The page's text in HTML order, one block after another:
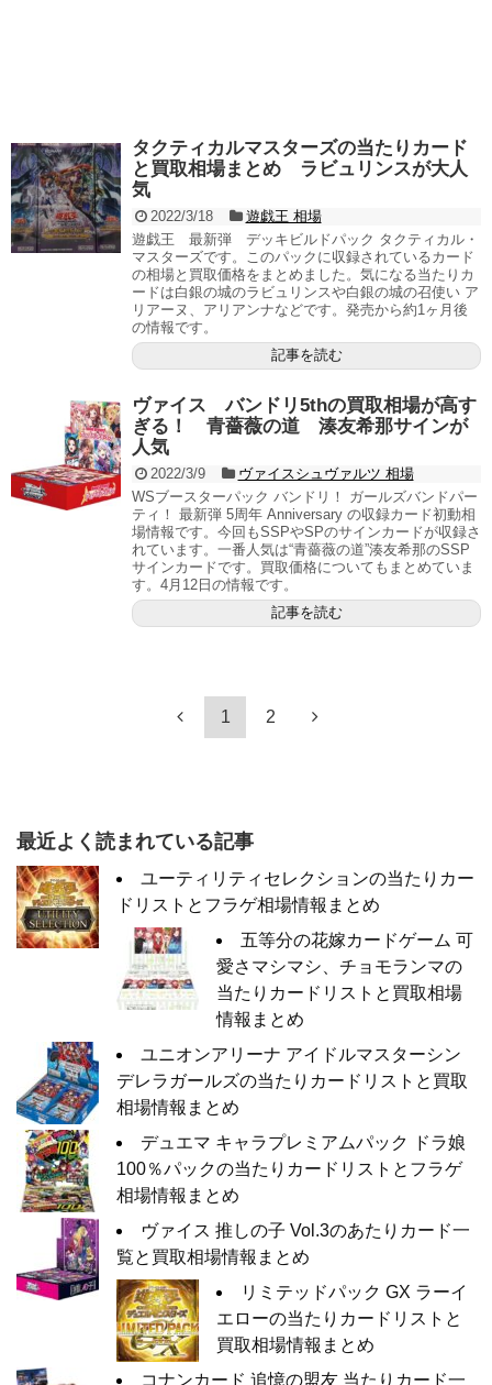
タクティカルマスターズの当たりカード
と買取相場まとめ ラビュリンスが大人
気
2022/3/18
遊戯王 相場
遊戯王 最新弾 デッキビルドパック タクティカル・
マスターズです。このパックに収録されているカード
の相場と買取価格をまとめました。気になる当たりカ
ードは白銀の城のラビュリンスや白銀の城の召使い ア
リアーヌ、アリアンナなどです。発売から約1ヶ月後
の情報です。
記事を読む
ヴァイス バンドリ5thの買取相場が高す
ぎる！ 青薔薇の道 湊友希那サインが
人気
2022/3/9
ヴァイスシュヴァルツ 相場
WSブースターパック バンドリ！ ガールズバンドパー
ティ！ 最新弾 5周年 Anniversary の収録カード初動相
場情報です。今回もSSPやSPのサインカードが収録さ
れています。一番人気は“青薔薇の道”湊友希那のSSP
サインカードです。買取価格についてもまとめていま
す。4月12日の情報です。
記事を読む
1 2
最近よく読まれている記事
ユーティリティセレクションの当たりカー
ドリストとフラゲ相場情報まとめ
五等分の花嫁カードゲーム 可
愛さマシマシ、チョモランマの
当たりカードリストと買取相場
情報まとめ
ユニオンアリーナ アイドルマスターシン
デレラガールズの当たりカードリストと買取
相場情報まとめ
デュエマ キャラプレミアムパック ドラ娘
100％パックの当たりカードリストとフラゲ
相場情報まとめ
ヴァイス 推しの子 Vol.3のあたりカード一
覧と買取相場情報まとめ
リミテッドパック GX ラーイ
エローの当たりカードリストと
買取相場情報まとめ
コナンカード 追憶の盟友 当たりカード一